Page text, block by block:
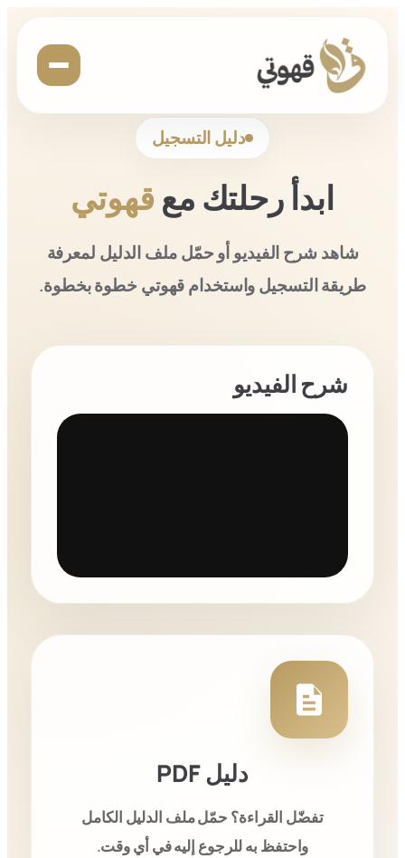
دليل التسجيل
ابدأ رحلتك مع قهوتي
شاهد شرح الفيديو أو حمّل ملف الدليل لمعرفة
طريقة التسجيل واستخدام قهوتي خطوة بخطوة.
شرح الفيديو
دليل PDF
تفضّل القراءة؟ حمّل ملف الدليل الكامل
واحتفظ به للرجوع إليه في أي وقت.